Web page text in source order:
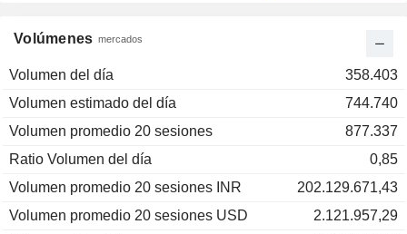
Volúmenes mercados
Volumen del día
358.403
Volumen estimado del día
744.740
Volumen promedio 20 sesiones
877.337
Ratio Volumen del día
0,85
Volumen promedio 20 sesiones INR
202.129.671,43
Volumen promedio 20 sesiones USD
2.121.957,29